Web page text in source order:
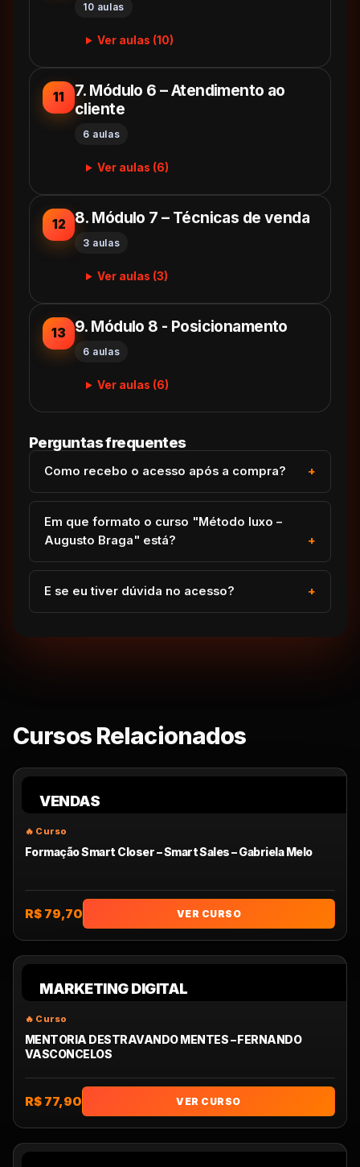
10 aulas
Ver aulas (10)
11
7. Módulo 6 – Atendimento ao
cliente
6 aulas
Ver aulas (6)
12 8. Módulo 7 – Técnicas de venda
3 aulas
Ver aulas (3)
13 9. Módulo 8 - Posicionamento
6 aulas
Ver aulas (6)
Perguntas frequentes
Como recebo o acesso após a compra?
Em que formato o curso "Método luxo –
Augusto Braga" está?
E se eu tiver dúvida no acesso?
Cursos Relacionados
VENDAS
Formação Smart Closer – Smart Sales – Gabriela Melo
R$ 79,70 VER CURSO
MARKETING DIGITAL
MENTORIA DESTRAVANDO MENTES – FERNANDO
VASCONCELOS
R$ 77,90 VER CURSO